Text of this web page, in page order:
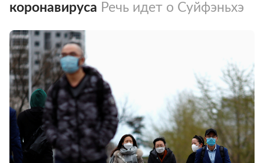
коронавируса Речь идет о Суйфэньхэ